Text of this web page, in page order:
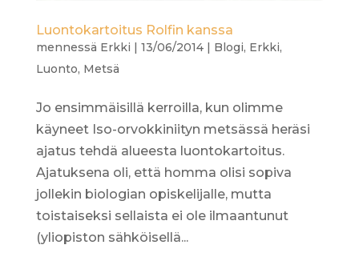
Luontokartoitus Rolfin kanssa
mennessä Erkki | 13/06/2014| Blogi, Erkki,
Luonto, Metsä
Jo ensimmäisillä kerroilla, kun olimme
käyneet Iso-orvokkiniityn metsässä heräsi
ajatus tehdä alueesta luontokartoitus.
Ajatuksena oli, että homma olisi sopiva
jollekin biologian opiskelijalle, mutta
toistaiseksi sellaista ei ole ilmaantunut
(yliopiston sähköisellä...